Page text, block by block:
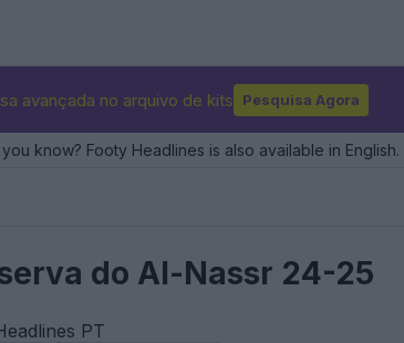
avançada no arquivo de kits Pesquisa Agora
know? Footy Headlines is also available in
do Al-Nassr 24-25
PT